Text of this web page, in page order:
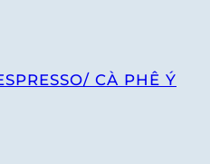
CÀ PHÊ Ý